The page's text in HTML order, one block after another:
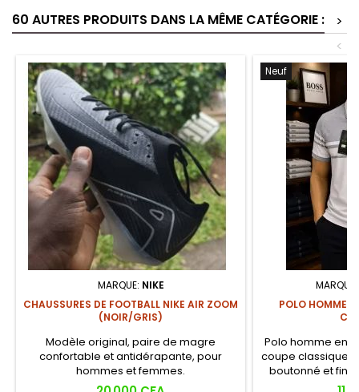
60 AUTRES PRODUITS DANS LA MÊME CATÉGORIE :
>
<
MARQUE: NIKE
CHAUSSURES DE FOOTBALL NIKE AIR ZOOM
(NOIR/GRIS)
Modèle original, paire de magre
confortable et antidérapante, pour
hommes et femmes.
Neuf
MARQUE:
POLO HOMME
Polo homme en
coupe classique
boutonné et